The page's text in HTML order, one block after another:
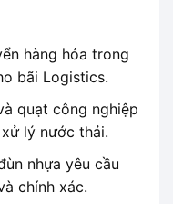
hàng hóa trong
bãi Logistics.
quạt công nghiệp
lý nước thải.
nhựa yêu cầu
chính xác.